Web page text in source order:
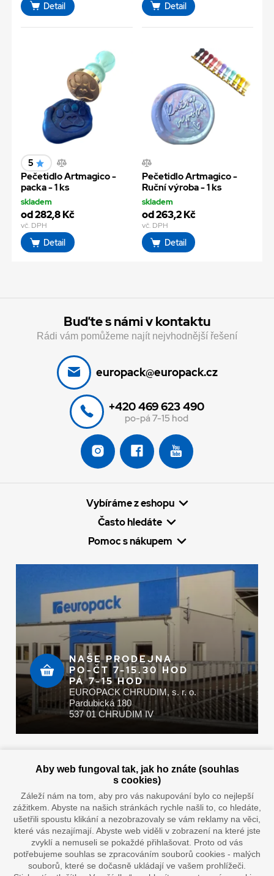
Detail Detail
5
Pečetidlo Artmagico -
packa - 1 ks
skladem
od 282,8 Kč
vč. DPH
Detail
Pečetidlo Artmagico -
Ruční výroba - 1 ks
skladem
od 263,2 Kč
vč. DPH
Detail
Buďte s námi v kontaktu
Rádi vám pomůžeme najít nejvhodnější řešení
europack@europack.cz
+420 469 623 490
po-pá 7-15 hod
Vybíráme z eshopu
Často hledáte
Pomoc s nákupem
NAŠE PRODEJNA
PO-ČT 7-15.30 HOD
PÁ 7-15 HOD
EUROPACK CHRUDIM, s. r. o.
Pardubická 180
537 01 CHRUDIM IV
Doprava vaším oblíbeným dopravcem
Aby web fungoval tak, jak ho znáte (souhlas
s cookies)
Záleží nám na tom, aby pro vás nakupování bylo co nejlepší
zážitkem. Abyste na našich stránkách rychle našli to, co hledáte,
ušetřili spoustu klikání a nezobrazovaly se vám reklamy na věci,
které vás nezajímají. Abyste web viděli v zobrazení na které jste
zvyklí a nemuseli se pokaždé přihlašovat. Proto od vás
potřebujeme souhlas se zpracováním souborů cookies - malých
souborů, které se dočasně ukládají ve vašem prohlížeči.